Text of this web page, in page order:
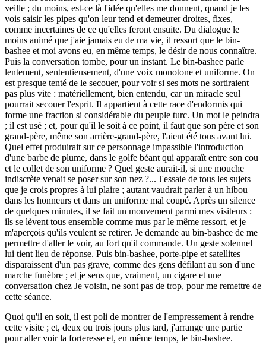
veille ; du moins, est-ce là l'idée qu'elles me donnent, quand je les
vois saisir les pipes qu'on leur tend et demeurer droites, fixes,
comme incertaines de ce qu'elles feront ensuite. Du dialogue le
moins animé que j'aie jamais eu de ma vie, il ressort que le bin-
bashee et moi avons eu, en même temps, le désir de nous connaître.
Puis la conversation tombe, pour un instant. Le bin-bashee parle
lentement, sententieusement, d'une voix monotone et uniforme. On
est presque tenté de le secouer, pour voir si ses mots ne sortiraient
pas plus vite : matériellement, bien entendu, car un miracle seul
pourrait secouer l'esprit. Il appartient à cette race d'endormis qui
forme une fraction si considérable du peuple turc. Un mot le peindra
; il est usé ; et, pour qu'il le soit à ce point, il faut que son père et son
grand-père, même son arrière-grand-père, l'aient été tous avant lui.
Quel effet produirait sur ce personnage impassible l'introduction
d'une barbe de plume, dans le golfe béant qui apparaît entre son cou
et le collet de son uniforme ? Quel geste aurait-il, si une mouche
indiscrète venait se poser sur son nez ?... J'essaie de tous les sujets
que je crois propres à lui plaire ; autant vaudrait parler à un hibou
dans les honneurs et dans un uniforme mal coupé. Après un silence
de quelques minutes, il se fait un mouvement parmi mes visiteurs :
ils se lèvent tous ensemble comme mus par le même ressort, et je
m'aperçois qu'ils veulent se retirer. Je demande au bin-bashce de me
permettre d'aller le voir, au fort qu'il commande. Un geste solennel
lui tient lieu de réponse. Puis bin-bashee, porte-pipe et satellites
disparaissent d'un pas grave, comme des gens défilant au son d'une
marche funèbre ; et je sens que, vraiment, un cigare et une
conversation chez Je voisin, ne sont pas de trop, pour me remettre de
cette séance.
Quoi qu'il en soit, il est poli de montrer de l'empressement à rendre
cette visite ; et, deux ou trois jours plus tard, j'arrange une partie
pour aller voir la forteresse et, en même temps, le bin-bashee.